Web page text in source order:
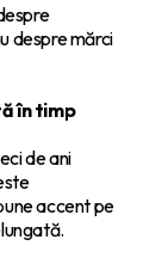
despre mărci
în timp
de ani
accent pe